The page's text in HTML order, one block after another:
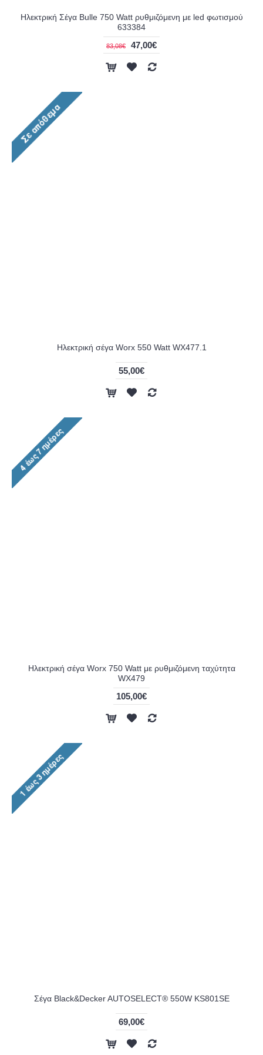
Ηλεκτρική Σέγα Bulle 750 Watt ρυθμιζόμενη με led φωτισμού
633384
83,08€ 47,00€
Ηλεκτρική σέγα Worx 550 Watt WX477.1
55,00€
Ηλεκτρική σέγα Worx 750 Watt με ρυθμιζόμενη ταχύτητα
WX479
105,00€
Σέγα Black&Decker AUTOSELECT® 550W KS801SE
69,00€